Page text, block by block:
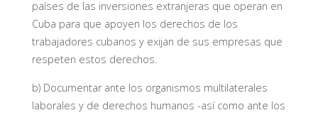
países de las inversiones extranjeras que operan en
Cuba para que apoyen los derechos de los
trabajadores cubanos y exijan de sus empresas que
respeten estos derechos.
b) Documentar ante los organismos multilaterales
laborales y de derechos humanos -así como ante los